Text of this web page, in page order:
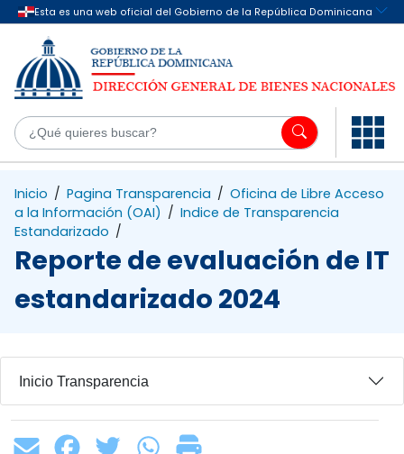
Saltar al contenido principal
Inicio / Pagina Transparencia / Oficina de Libre Acceso
a la Información (OAI) / Indice de Transparencia
Estandarizado /
Reporte de evaluación de IT
estandarizado 2024
Inicio Transparencia